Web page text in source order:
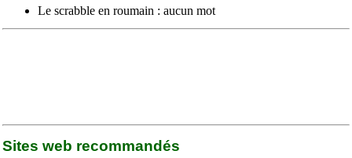
Le scrabble en roumain : aucun mot
Sites web recommandés